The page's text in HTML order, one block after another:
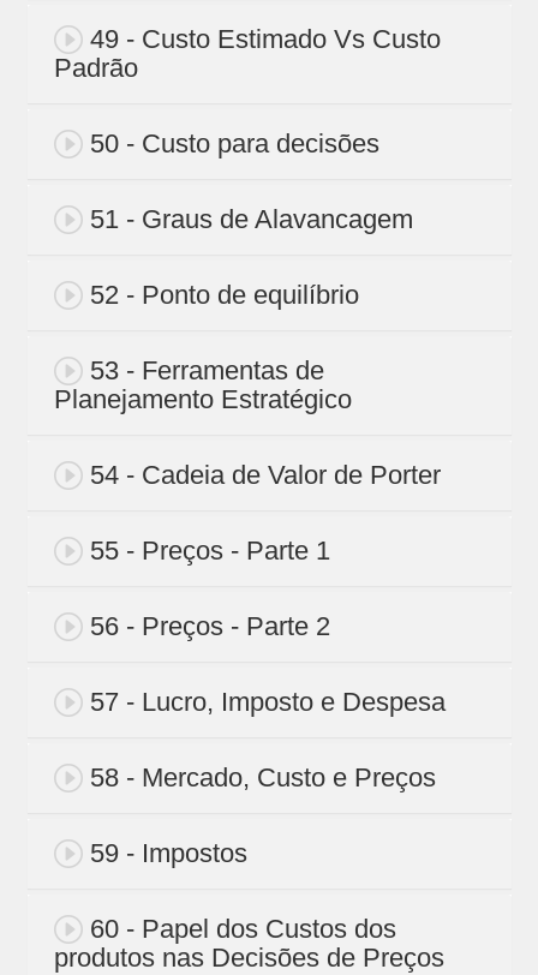
49 - Custo Estimado Vs Custo
Padrão
50 - Custo para decisões
51 - Graus de Alavancagem
52 - Ponto de equilíbrio
53 - Ferramentas de
Planejamento Estratégico
54 - Cadeia de Valor de Porter
55 - Preços - Parte 1
56 - Preços - Parte 2
57 - Lucro, Imposto e Despesa
58 - Mercado, Custo e Preços
59 - Impostos
60 - Papel dos Custos dos
produtos nas Decisões de Preços